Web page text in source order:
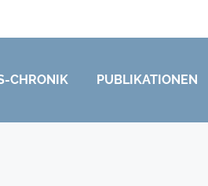
CHRONIK PUBLIKATIONEN